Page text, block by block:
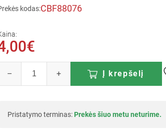
kodas:CBF88076
– + Į krepšelį
Pristatymo terminas: Prekės šiuo metu neturime.